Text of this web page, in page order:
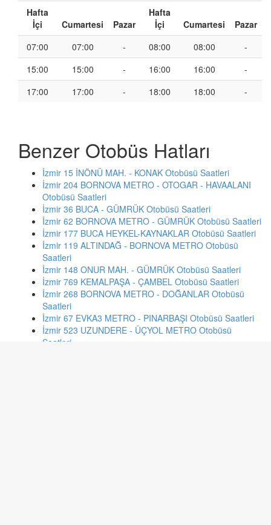
Hafta
İçi
Cumartesi Pazar
Hafta
İçi
Cumartesi
Pazar
07:00
07:00 - 08:00 08:00
-
15:00
15:00 - 16:00 16:00
-
17:00
17:00 - 18:00 18:00 -
Benzer Otobüs Hatları
İzmir 15 İNÖNÜ MAH. - KONAK Otobüsü Saatleri
İzmir 204 BORNOVA METRO - OTOGAR - HAVAALANI
Otobüsü Saatleri
İzmir 36 BUCA - GÜMRÜK Otobüsü Saatleri
İzmir 62 BORNOVA METRO - GÜMRÜK Otobüsü Saatleri
İzmir 177 BUCA HEYKEL-KAYNAKLAR Otobüsü Saatleri
İzmir 119 ALTINDAĞ - BORNOVA METRO Otobüsü
Saatleri
İzmir 148 ONUR MAH. - GÜMRÜK Otobüsü Saatleri
İzmir 769 KEMALPAŞA - ÇAMBEL Otobüsü Saatleri
İzmir 268 BORNOVA METRO - DOĞANLAR Otobüsü
Saatleri
İzmir 67 EVKA3 METRO - PINARBAŞI Otobüsü Saatleri
İzmir 523 UZUNDERE - ÜÇYOL METRO Otobüsü
Saatleri